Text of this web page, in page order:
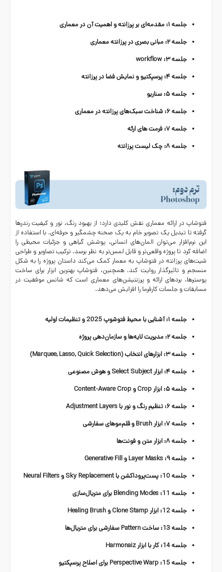
جلسه ۱: مقدمه‌ای بر پرزانته و اهمیت آن در معماری
جلسه ۲: مبانی بصری در پرزانته معماری
جلسه ۳: workflow
جلسه ۴: پرسپکتیو و نمایش فضا در پرزانته
جلسه ۵: سناریو
جلسه ۶: شناخت سبک‌های پرزانته در معماری
جلسه ۷: فرمت های ارئه
جلسه ۸: چک لیست پرزانته
فتوشاپ در ارائه معماری نقش کلیدی دارد؛ از بهبود رنگ، نور و کیفیت رندرها
گرفته تا تبدیل یک تصویر خام به یک صحنه چشمگیر و حرفه‌ای. با استفاده از
این نرم‌افزار می‌توان المان‌های انسانی، پوشش گیاهی و جزئیات محیطی را
اضافه کرد تا پروژه واقعی‌تر و قابل لمس‌تر به نظر برسد. ترکیب تصاویر و طراحی
شیت‌های پرزانته در فتوشاپ به معمار کمک می‌کند داستان پروژه را به شکل
منسجم و تاثیرگذار روایت کند. همچنین، فتوشاپ بهترین ابزار برای ساخت
پوسترها، بردهای ارائه و پرزنتیشن‌های معماری است که شانس موفقیت در
مسابقات و جلسات کارفرما را افزایش می‌دهد.
جلسه ۱: آشنایی با محیط فتوشوپ 2025 و تنظیمات اولیه
جلسه ۲: مدیریت لایه‌ها و سازمان‌دهی پروژه
جلسه ۳: ابزارهای انتخاب (Marquee, Lasso, Quick Selection)
جلسه ۴: ابزار Select Subject و هوش مصنوعی
جلسه ۵: ابزار Crop و Content-Aware Crop
جلسه ۶: تنظیم رنگ و نور با Adjustment Layers
جلسه ۷: ابزار Brush و قلم‌موهای سفارشی
جلسه ۸: ابزار متن و فونت‌ها
جلسه ۹: Layer Masks و Generative Fill
جلسه 10: پست‌پروداکشن با Sky Replacement و Neural Filters
جلسه 11: Blending Modes برای متریال‌سازی
جلسه 12: ابزار Clone Stamp و Healing Brush
جلسه 13: ساخت Pattern سفارشی برای متریال‌ها
جلسه 14: کار با ابزار Harmonaiz
جلسه 15: Perspective Warp برای اصلاح پرسپکتیو